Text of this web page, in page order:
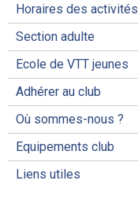
Horaires des activités
Section adulte
Ecole de VTT jeunes
Adhérer au club
Où sommes-nous ?
Equipements club
Liens utiles